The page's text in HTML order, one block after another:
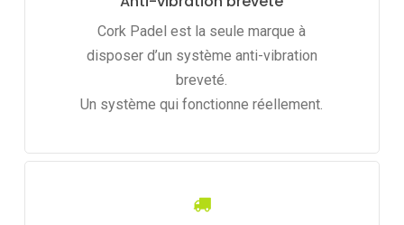
Cork Padel est la seule marque à
disposer d’un système anti-vibration
breveté.
Un système qui fonctionne réellement.